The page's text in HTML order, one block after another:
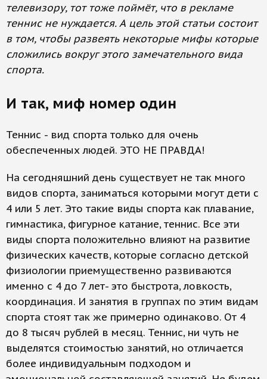
телевизору, тот тоже поймёт, что в рекламе
теннис не нуждается. А цель этой статьи состоит
в том, чтобы развеять некоторые мифы которые
сложились вокруг этого замечательного вида
спорта.
И так, миф номер один
Теннис - вид спорта только для очень
обеспеченных людей. ЭТО НЕ ПРАВДА!
На сегодняшний день существует не так много
видов спорта, заниматься которыми могут дети с
4 или 5 лет. Это такие виды спорта как плавание,
гимнастика, фигурное катание, теннис. Все эти
виды спорта положительно влияют на развитие
физических качеств, которые согласно детской
физиологии приемущественно развиваются
именно с 4 до 7 лет- это быстрота, ловкость,
координация. И занятия в группах по этим видам
спорта стоят так же примерно одинаково. От 4
до 8 тысяч рублей в месяц. Теннис, ни чуть не
выделятся стоимостью занятий, но отличается
более индивидуальным подходом и